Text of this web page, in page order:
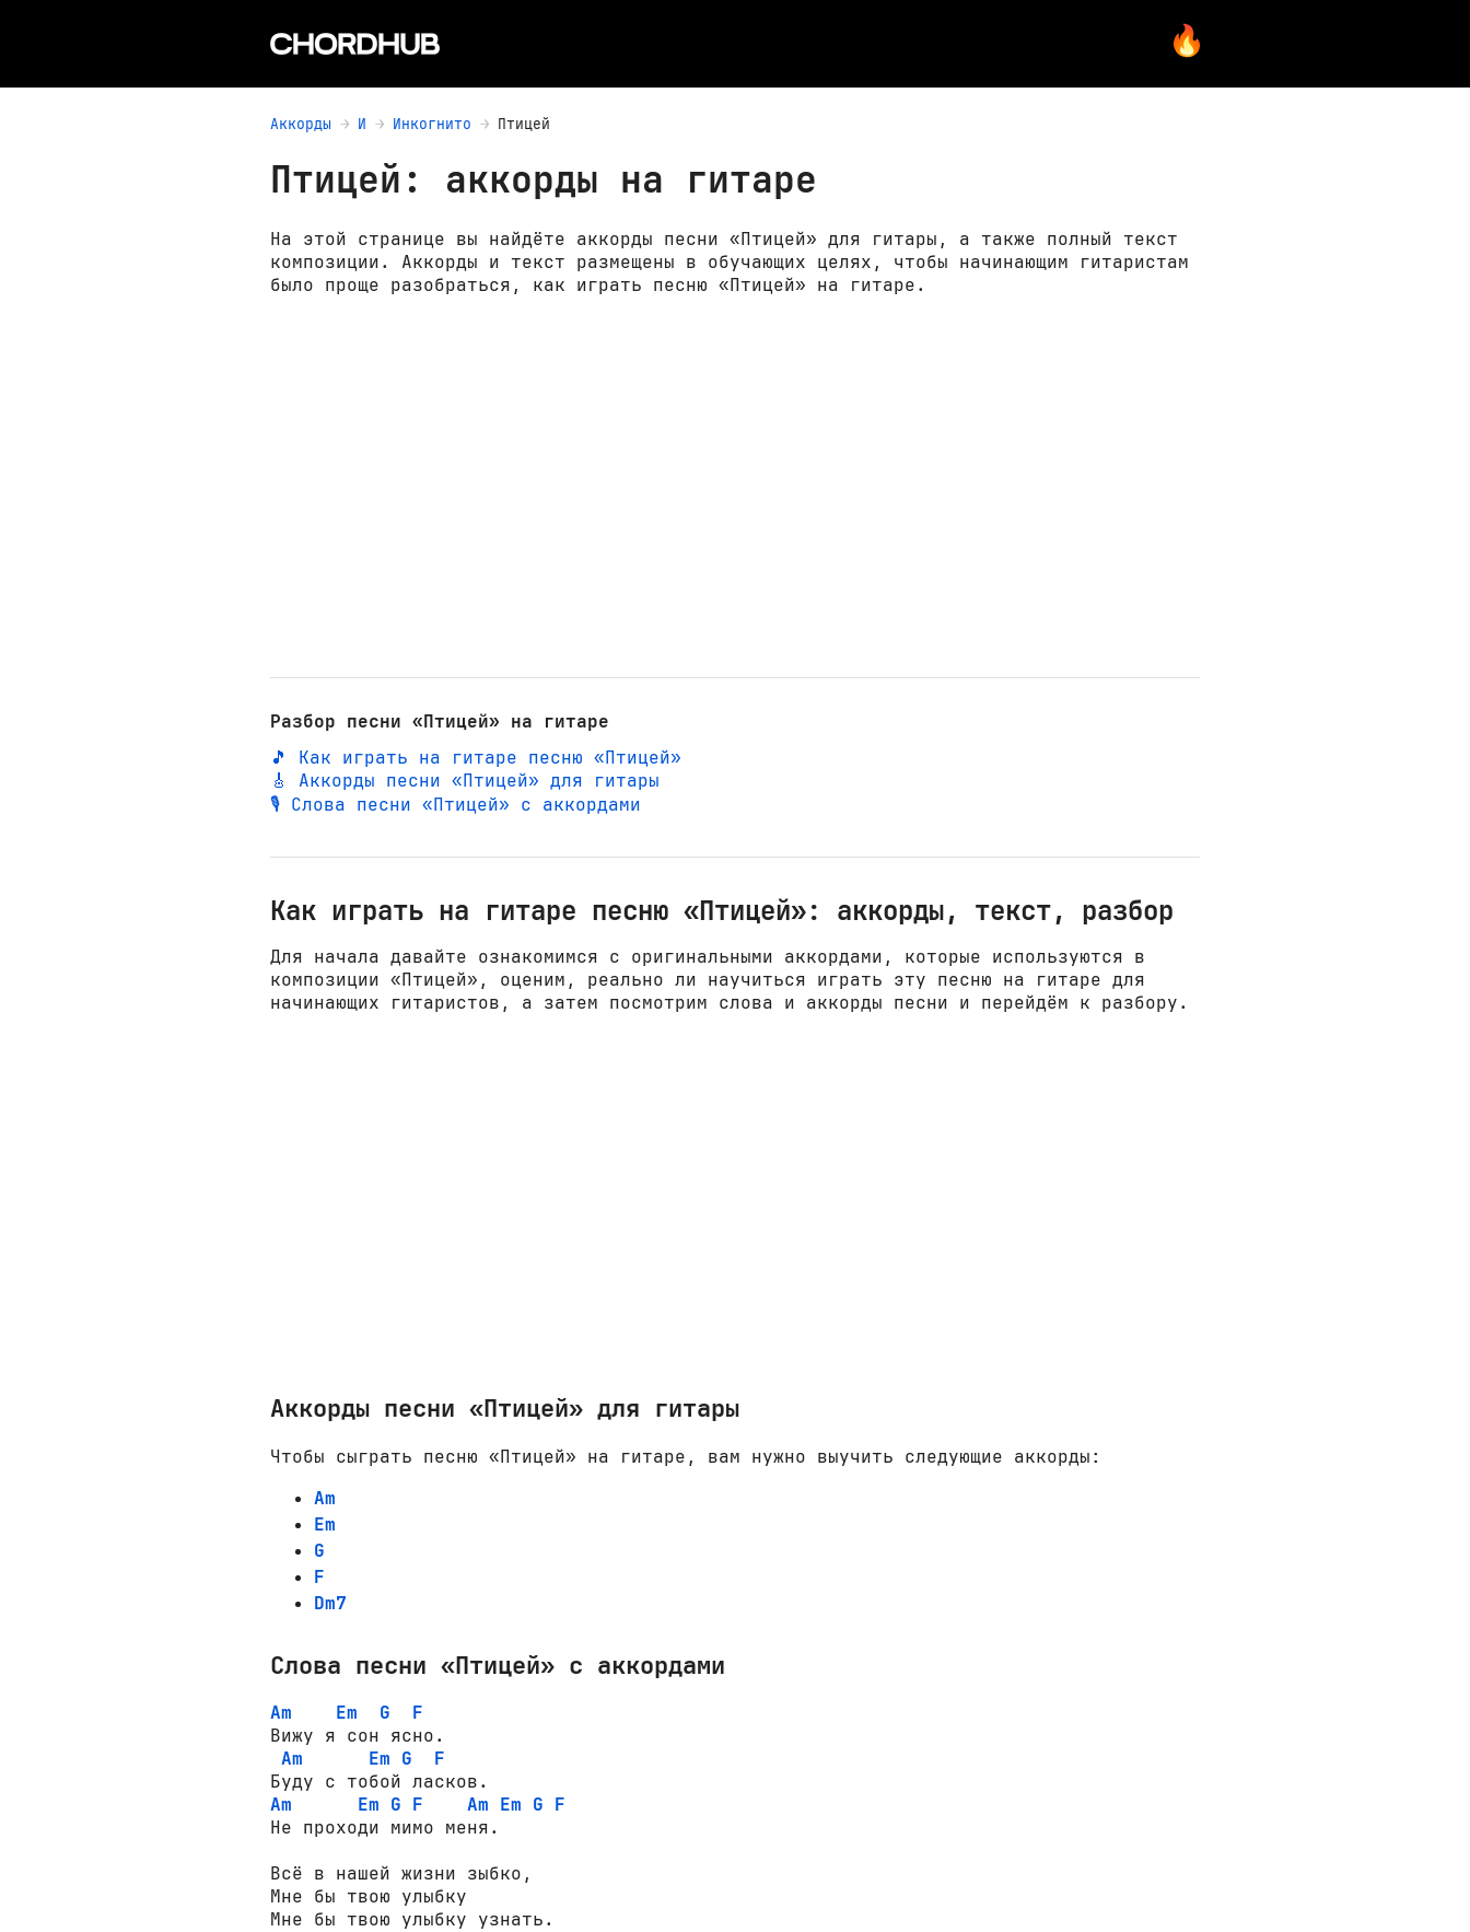
Аккорды И Инкогнито Птицей
Птицей: аккорды на гитаре
На этой странице вы найдёте аккорды песни «Птицей» для гитары, а также полный текст
композиции. Аккорды и текст размещены в обучающих целях, чтобы начинающим гитаристам
было проще разобраться, как играть песню «Птицей» на гитаре.
Разбор песни «Птицей» на гитаре
🎵 Как играть на гитаре песню «Птицей»
🎸 Аккорды песни «Птицей» для гитары
🎙️ Слова песни «Птицей» с аккордами
Как играть на гитаре песню «Птицей»: аккорды, текст, разбор
Для начала давайте ознакомимся с оригинальными аккордами, которые используются в
композиции «Птицей», оценим, реально ли научиться играть эту песню на гитаре для
начинающих гитаристов, а затем посмотрим слова и аккорды песни и перейдём к разбору.
Аккорды песни «Птицей» для гитары
Чтобы сыграть песню «Птицей» на гитаре, вам нужно выучить следующие аккорды:
Am
Em
G
F
Dm7
Слова песни «Птицей» с аккордами
Am Em G
F
Вижу я сон ясно.
Am
Em G
F
Am
Em G F Am Em G F
Не проходи мимо меня.
Всё в нашей жизни зыбко,
Мне бы твою улыбку
Мне бы твою улыбку узнать.